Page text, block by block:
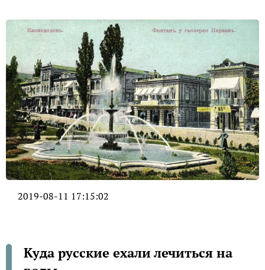
2019-08-11 17:15:02
Куда русские ехали лечиться на